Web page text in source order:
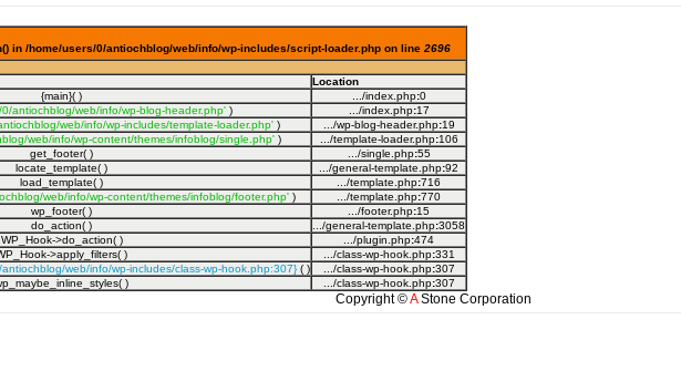
in /home/users/0/antiochblog/web/info/wp-includes/script-loader.php on line 2696
Location
{main}( ) .../index.php:0
antiochblog/web/info/wp-blog-header.php') .../index.php:17
web/info/wp-includes/template-loader.php') .../wp-blog-header.php:19
web/info/wp-content/themes/infoblog/single.php') .../template-loader.php:106
get_footer( ) .../single.php:55
locate_template( ) .../general-template.php:92
load_template( ) .../template.php:716
web/info/wp-content/themes/infoblog/footer.php' ) .../template.php:770
wp_footer( ) .../footer.php:15
do_action( ) .../general-template.php:3058
WP_Hook->do_action( ) .../plugin.php:474
>apply_filters( ) .../class-wp-hook.php:331
web/info/wp-includes/class-wp-hook.php:307}( ) .../class-wp-hook.php:307
) .../class-wp-hook.php:307
Copyright ©AStone Corporation